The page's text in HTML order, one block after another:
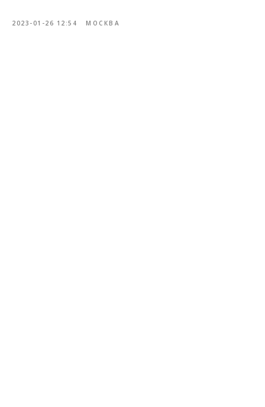
2023-01-26 12:54 МОСКВА